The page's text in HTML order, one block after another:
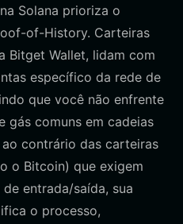
Solana prioriza o
of-History. Carteiras
Bitget Wallet, lidam com
específico da rede de
que você não enfrente
gás comuns em cadeias
contrário das carteiras
o Bitcoin) que exigem
entrada/saída, sua
o processo,